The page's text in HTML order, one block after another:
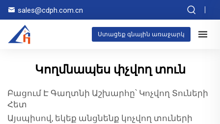
sales@cdph.com.cn
Ստացեք գնային առաջարկ
Կողմնապես փչվող տուն
Բացում Է Գաղտնի Աշխարհը՝ Կոչվող Տուների
Հետ
Այսպիսով, եկեք անցնենք կոչվող տուների